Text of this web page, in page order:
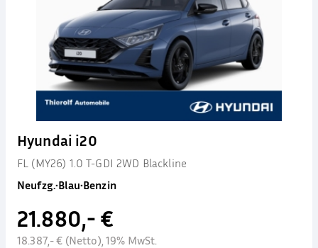
Hyundai i20
FL (MY26) 1.0 T-GDI 2WD Blackline
Neufzg.•Blau•Benzin
21.880,- €
18.387,- € (Netto), 19% MwSt.